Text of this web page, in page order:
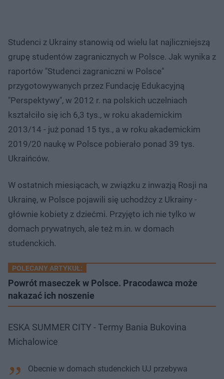
Studenci z Ukrainy stanowią od wielu lat najliczniejszą
grupę studentów zagranicznych w Polsce. Jak wynika z
raportów "Studenci zagraniczni w Polsce"
przygotowywanych przez Fundację Edukacyjną
"Perspektywy", w 2012 r. na polskich uczelniach
kształciło się ich 6,3 tys., w roku akademickim
2013/14 - już ponad 15 tys., a w roku akademickim
2019/20 naukę w Polsce pobierało ponad 39 tys.
Ukraińców.
W ostatnich miesiącach, w związku z inwazją Rosji na
Ukrainę, w Polsce pojawili się uchodźcy z Ukrainy -
głównie kobiety z dziećmi. Przyjęto ich nie tylko w
domach prywatnych, ale też m.in. w domach
studenckich.
POLECANY ARTYKUŁ:
Powrót maseczek w Polsce. Pracodawca może
nakazać ich noszenie
ESKA SUMMER CITY - Termy Bania Bukovina
Michalowice
Obecnie w domach studenckich UJ przebywa